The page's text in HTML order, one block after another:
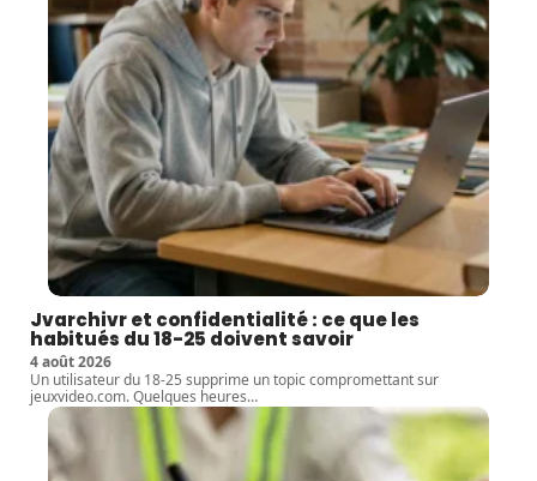
Jvarchivr et confidentialité : ce que les
habitués du 18-25 doivent savoir
4 août 2026
Un utilisateur du 18-25 supprime un topic compromettant sur
jeuxvideo.com. Quelques heures…